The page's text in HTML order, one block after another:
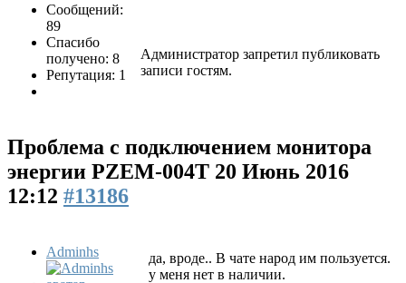
Сообщений:
89
Спасибо
получено: 8
Репутация: 1
Администратор запретил публиковать
записи гостям.
Проблема с подключением монитора
энергии PZEM-004T 20 Июнь 2016
12:12 #13186
Adminhs
да, вроде.. В чате народ им пользуется.
у меня нет в наличии.